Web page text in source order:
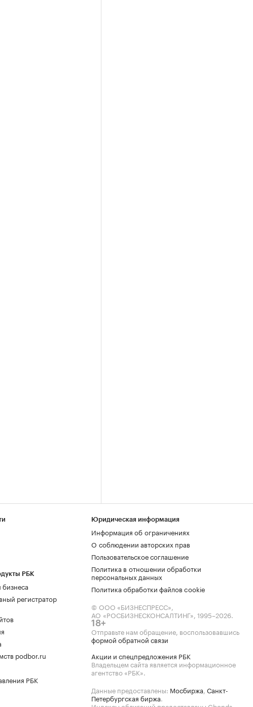
РБК
регистратор
podbor.ru
РБК
Юридическая информация
Информация об ограничениях
О соблюдении авторских прав
Пользовательское соглашение
Политика в отношении обработки
персональных данных
Политика обработки файлов cookie
© ООО «БИЗНЕСПРЕСС»,
АО «РОСБИЗНЕСКОНСАЛТИНГ», 1995–2026.
18+
Отправьте нам обращение, воспользовавшись
формой обратной связи
Акции и спецпредложения РБК
Владельцем сайта является информационное
агентство «РБК».
Данные предоставлены: Мосбиржа, Санкт-
Петербургская биржа.